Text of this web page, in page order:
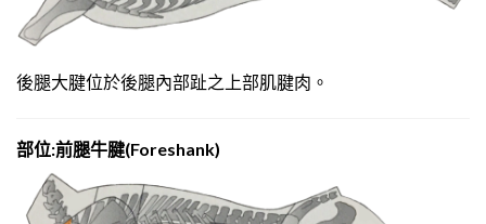
後腿大腱位於後腿內部趾之上部肌腱肉。
部位:前腿牛腱(Foreshank)